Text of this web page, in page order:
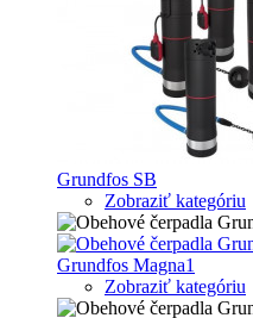
Grundfos SB
Zobraziť kategóriu
Grundfos Magna1
Zobraziť kategóriu